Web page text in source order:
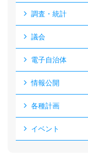
調査・統計
議会
電子自治体
情報公開
各種計画
イベント